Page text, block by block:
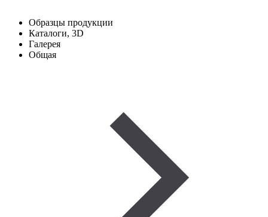
Образцы продукции
Каталоги, 3D
Галерея
Общая